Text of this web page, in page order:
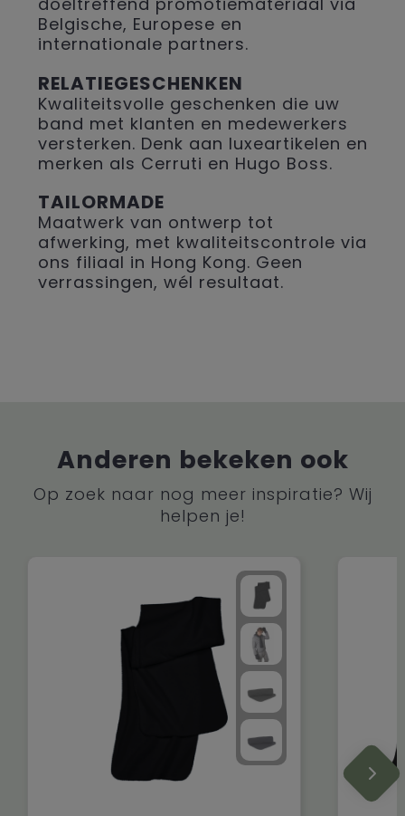
Belgische, Europese en
internationale partners.
RELATIEGESCHENKEN
Kwaliteitsvolle geschenken die uw
band met klanten en medewerkers
versterken. Denk aan luxeartikelen en
merken als Cerruti en Hugo Boss.
TAILORMADE
Maatwerk van ontwerp tot
afwerking, met kwaliteitscontrole via
ons filiaal in Hong Kong. Geen
verrassingen, wél resultaat.
Anderen bekeken ook
Op zoek naar nog meer inspiratie? Wij
helpen je!